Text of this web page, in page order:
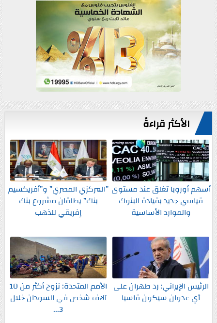
الأكثر قراءةً
أسهم أوروبا تغلق عند مستوى
قياسي جديد بقيادة البنوك
والموارد الأساسية
”المركزي المصري” و”أفريكسيم
بنك” يطلقان مشروع بنك
إفريقي للذهب
الرئيس الإيراني: رد طهران على
أي عدوان سيكون قاسيا
الأمم المتحدة: نزوح أكثر من 10
آلاف شخص في السودان خلال
3...